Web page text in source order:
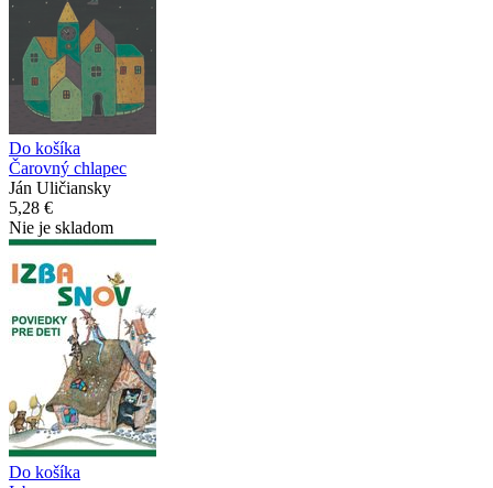
Do košíka
Čarovný chlapec
Ján Uličiansky
5,28 €
Nie je skladom
Do košíka